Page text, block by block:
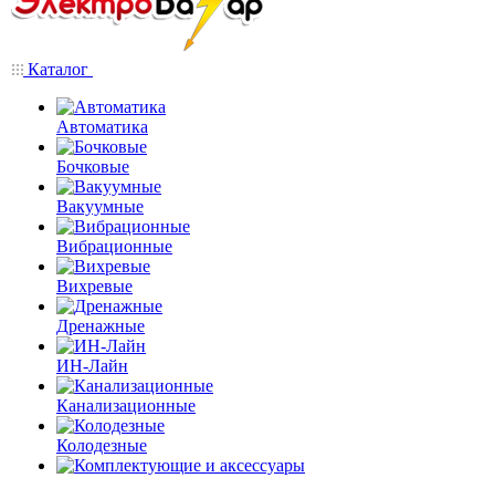
Каталог
Автоматика
Бочковые
Вакуумные
Вибрационные
Вихревые
Дренажные
ИН-Лайн
Канализационные
Колодезные